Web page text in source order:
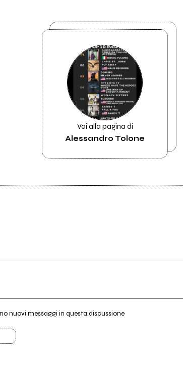
Vai alla pagina di
Alessandro Tolone
nuovi messaggi in questa discussione